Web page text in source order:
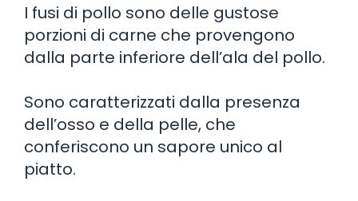
I fusi di pollo sono delle gustose
porzioni di carne che provengono
dalla parte inferiore dell’ala del pollo.
Sono caratterizzati dalla presenza
dell’osso e della pelle, che
conferiscono un sapore unico al
piatto.